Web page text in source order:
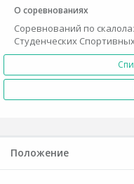
О соревнованиях
Соревнований по
Студенческих
Положение